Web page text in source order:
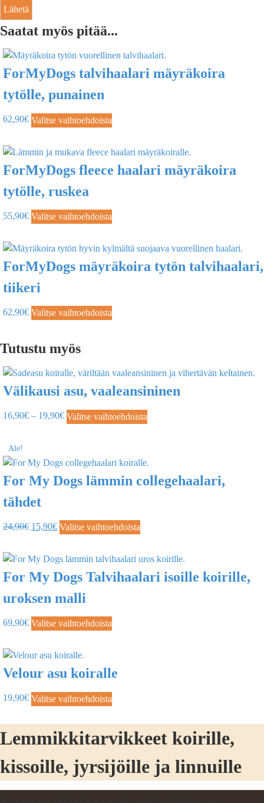
Saatat myös pitää...
ForMyDogs talvihaalari mäyräkoira
tytölle, punainen
62,90€ Valitse vaihtoehdoista
ForMyDogs fleece haalari mäyräkoira
tytölle, ruskea
55,90€ Valitse vaihtoehdoista
ForMyDogs mäyräkoira tytön talvihaalari,
tiikeri
62,90€ Valitse vaihtoehdoista
Tutustu myös
Välikausi asu, vaaleansininen
16,90€ – 19,90€ Valitse vaihtoehdoista
Ale!
For My Dogs lämmin collegehaalari,
tähdet
24,90€ 15,90€ Valitse vaihtoehdoista
For My Dogs Talvihaalari isoille koirille,
uroksen malli
69,90€ Valitse vaihtoehdoista
Velour asu koiralle
19,90€ Valitse vaihtoehdoista
Lemmikkitarvikkeet koirille,
kissoille, jyrsijöille ja linnuille